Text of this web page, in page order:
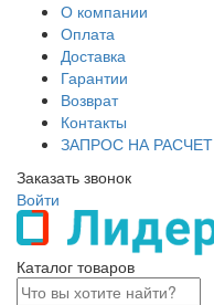
О компании
Оплата
Доставка
Гарантии
Возврат
Контакты
ЗАПРОС НА РАСЧЕТ
Заказать звонок
Войти
Каталог товаров